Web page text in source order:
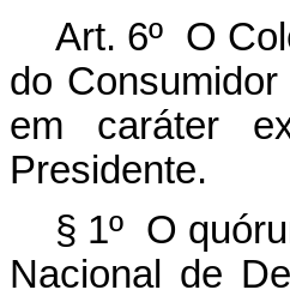
Art. 6º O
do
em caráter
Presidente.
§ 1º O
Nacional de